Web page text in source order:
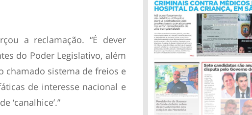
a reclamação. “É dever
do Poder Legislativo, além
chamado sistema de freios e
de interesse nacional e
‘canalhice’.”